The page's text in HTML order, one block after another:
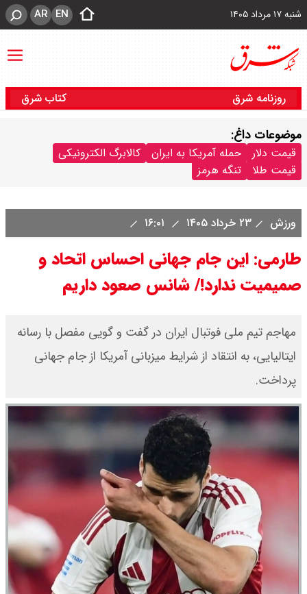
شنبه ۱۷ مرداد ۱۴۰۵ EN
AR
روزنامه شرق کتاب شرق
موضوعات داغ:
قیمت دلار حمله آمریکا به ایران
کالابرگ الکترونیکی
قیمت طلا
تنگه هرمز
ورزش ۲۳ خرداد ۱۴۰۵
طارمی: این جام جهانی احساس اتحاد و
صمیمیت ندارد!/ شانس صعود داریم
مهاجم تیم ملی فوتبال ایران در گفت و گویی مفصل با رسانه
ایتالیایی، به انتقاد از شرایط میزبانی آمریکا از جام جهانی
پرداخت.